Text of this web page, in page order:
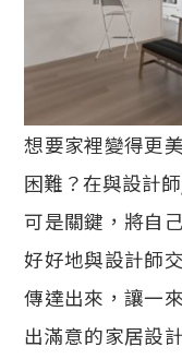
想要家裡變得更
困難？在與設計
可是關鍵，將自
好好地與設計師
傳達出來，讓一
出滿意的家居設